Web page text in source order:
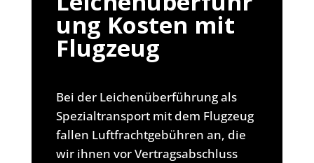
ung Kosten mit
Flugzeug
Bei der Leichenüberführung als
Spezialtransport mit dem Flugzeug
fallen Luftfrachtgebühren an, die
wir ihnen vor Vertragsabschluss